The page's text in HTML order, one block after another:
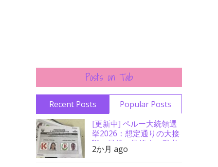
Posts on Tab
Recent Posts
Popular Posts
[更新中] ペルー大統領選
挙2026：想定通りの大接
戦、最後の最後まで勝者
分からず
2か月 ago